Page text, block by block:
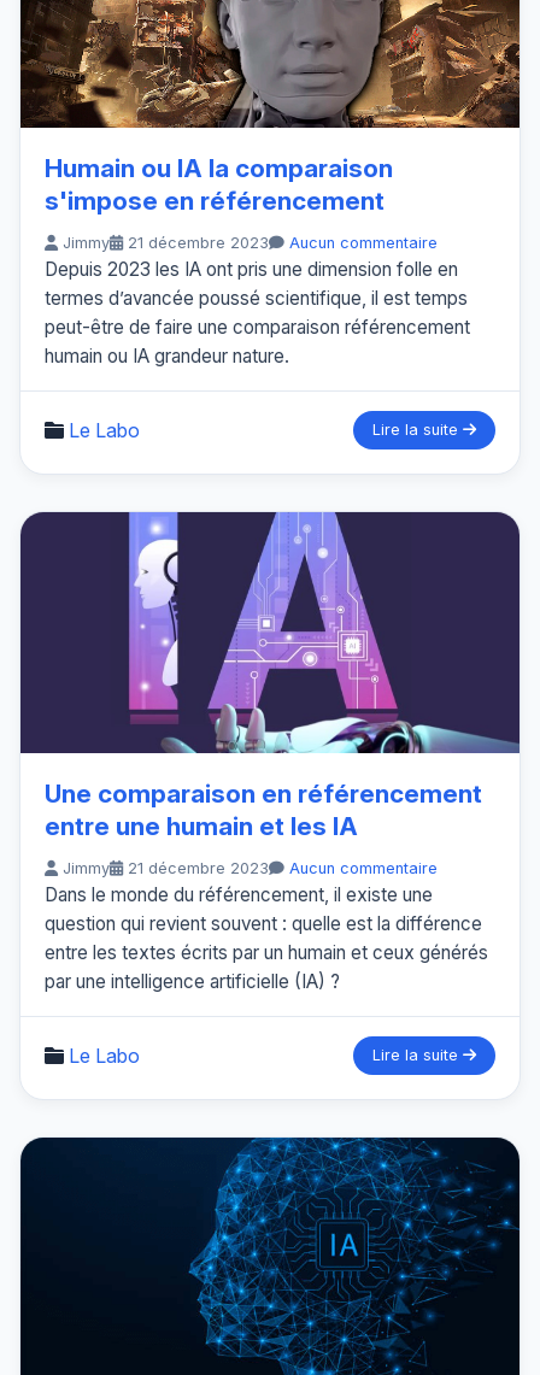
Humain ou IA la comparaison
s'impose en référencement
Jimmy 21 décembre 2023 Aucun commentaire
Depuis 2023 les IA ont pris une dimension folle en
termes d’avancée poussé scientifique, il est temps
peut-être de faire une comparaison référencement
humain ou IA grandeur nature.
Le Labo Lire la suite
Une comparaison en référencement
entre une humain et les IA
Jimmy 21 décembre 2023 Aucun commentaire
Dans le monde du référencement, il existe une
question qui revient souvent : quelle est la différence
entre les textes écrits par un humain et ceux générés
par une intelligence artificielle (IA) ?
Le Labo Lire la suite